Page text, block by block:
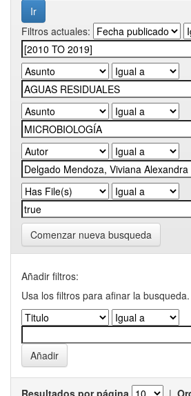
Filtros actuales:
Comenzar nueva busqueda
Añadir filtros:
Usa los filtros para afinar la busqueda.
Resultados por página |